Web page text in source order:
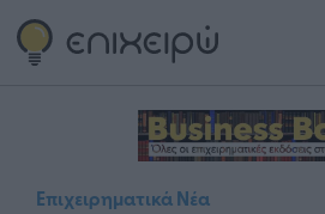
Επιχειρηματικά Νέα